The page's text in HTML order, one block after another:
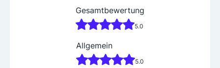
Gesamtbewertung
5.0
Allgemein
5.0